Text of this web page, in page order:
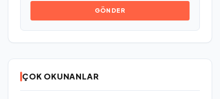
GÖNDER
ÇOK OKUNANLAR